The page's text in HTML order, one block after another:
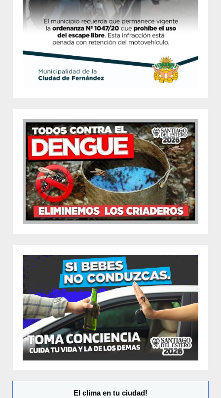
El clima en tu ciudad!